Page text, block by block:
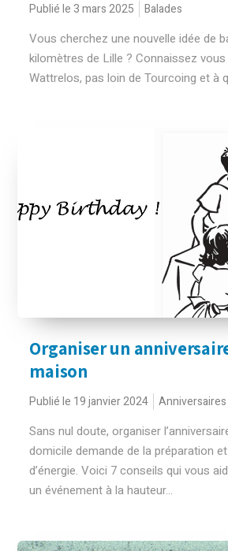
Publié le 3 mars 2025 Balades
Vous cherchez une nouvelle idée de
kilomètres de Lille ? Connaissez
Wattrelos, pas loin de Tourcoing et à
Organiser un
maison
Publié le 19 janvier 2024 Anniversaires
Sans nul doute, organiser
domicile demande de la préparation
d’énergie. Voici 7 conseils qui vous
un événement à la hauteur...